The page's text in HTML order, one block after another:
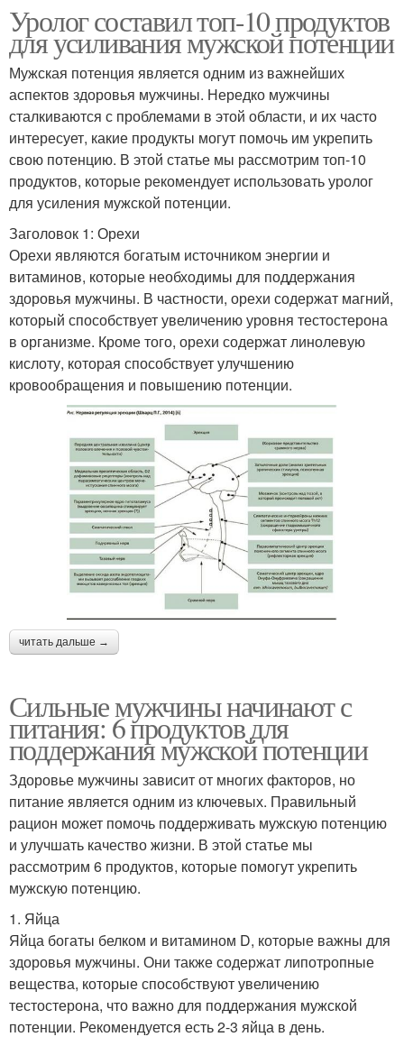
Уролог составил топ-10 продуктов
для усиливания мужской потенции
Мужская потенция является одним из важнейших
аспектов здоровья мужчины. Нередко мужчины
сталкиваются с проблемами в этой области, и их часто
интересует, какие продукты могут помочь им укрепить
свою потенцию. В этой статье мы рассмотрим топ-10
продуктов, которые рекомендует использовать уролог
для усиления мужской потенции.
Заголовок 1: Орехи
Орехи являются богатым источником энергии и
витаминов, которые необходимы для поддержания
здоровья мужчины. В частности, орехи содержат магний,
который способствует увеличению уровня тестостерона
в организме. Кроме того, орехи содержат линолевую
кислоту, которая способствует улучшению
кровообращения и повышению потенции.
читать дальше →
Сильные мужчины начинают с
питания: 6 продуктов для
поддержания мужской потенции
Здоровье мужчины зависит от многих факторов, но
питание является одним из ключевых. Правильный
рацион может помочь поддерживать мужскую потенцию
и улучшать качество жизни. В этой статье мы
рассмотрим 6 продуктов, которые помогут укрепить
мужскую потенцию.
1. Яйца
Яйца богаты белком и витамином D, которые важны для
здоровья мужчины. Они также содержат липотропные
вещества, которые способствуют увеличению
тестостерона, что важно для поддержания мужской
потенции. Рекомендуется есть 2-3 яйца в день.